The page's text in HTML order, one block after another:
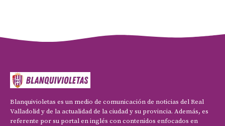
Blanquivioletas es un medio de comunicación de noticias del Real
Valladolid y de la actualidad de la ciudad y su provincia. Además, es
referente por su portal en inglés con contenidos enfocados en